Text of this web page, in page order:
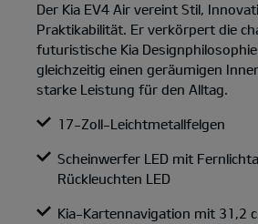
Der Kia EV4 Air vereint Stil,
Praktikabilität. Er verkörpert die
futuristische Kia
gleichzeitig einen geräumigen
starke Leistung für den Alltag.
17-Zoll-Leichtmetallfelgen
Scheinwerfer LED mit
Rückleuchten LED
Kia-Kartennavigation mit 31,2